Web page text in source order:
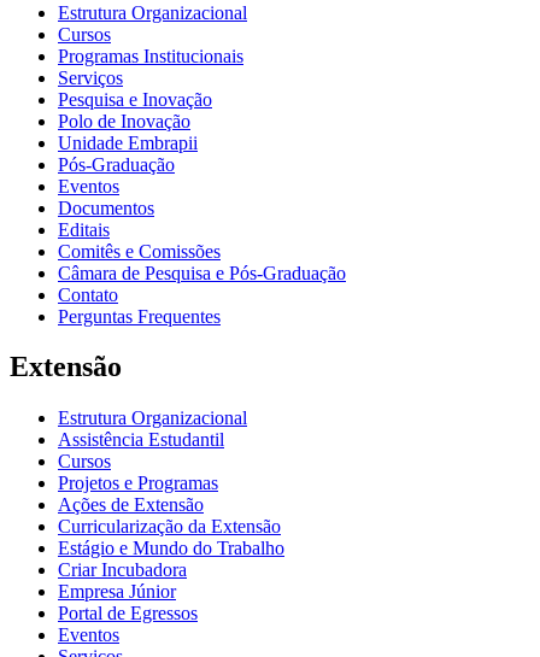
Estrutura Organizacional
Cursos
Programas Institucionais
Serviços
Pesquisa e Inovação
Polo de Inovação
Unidade Embrapii
Pós-Graduação
Eventos
Documentos
Editais
Comitês e Comissões
Câmara de Pesquisa e Pós-Graduação
Contato
Perguntas Frequentes
Extensão
Estrutura Organizacional
Assistência Estudantil
Cursos
Projetos e Programas
Ações de Extensão
Curricularização da Extensão
Estágio e Mundo do Trabalho
Criar Incubadora
Empresa Júnior
Portal de Egressos
Eventos